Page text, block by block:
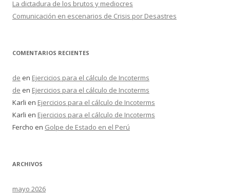
La dictadura de los brutos y mediocres
Comunicación en escenarios de Crisis por Desastres
COMENTARIOS RECIENTES
de en Ejercicios para el cálculo de Incoterms
de en Ejercicios para el cálculo de Incoterms
Karli en Ejercicios para el cálculo de Incoterms
Karli en Ejercicios para el cálculo de Incoterms
Fercho en Golpe de Estado en el Perú
ARCHIVOS
mayo 2026